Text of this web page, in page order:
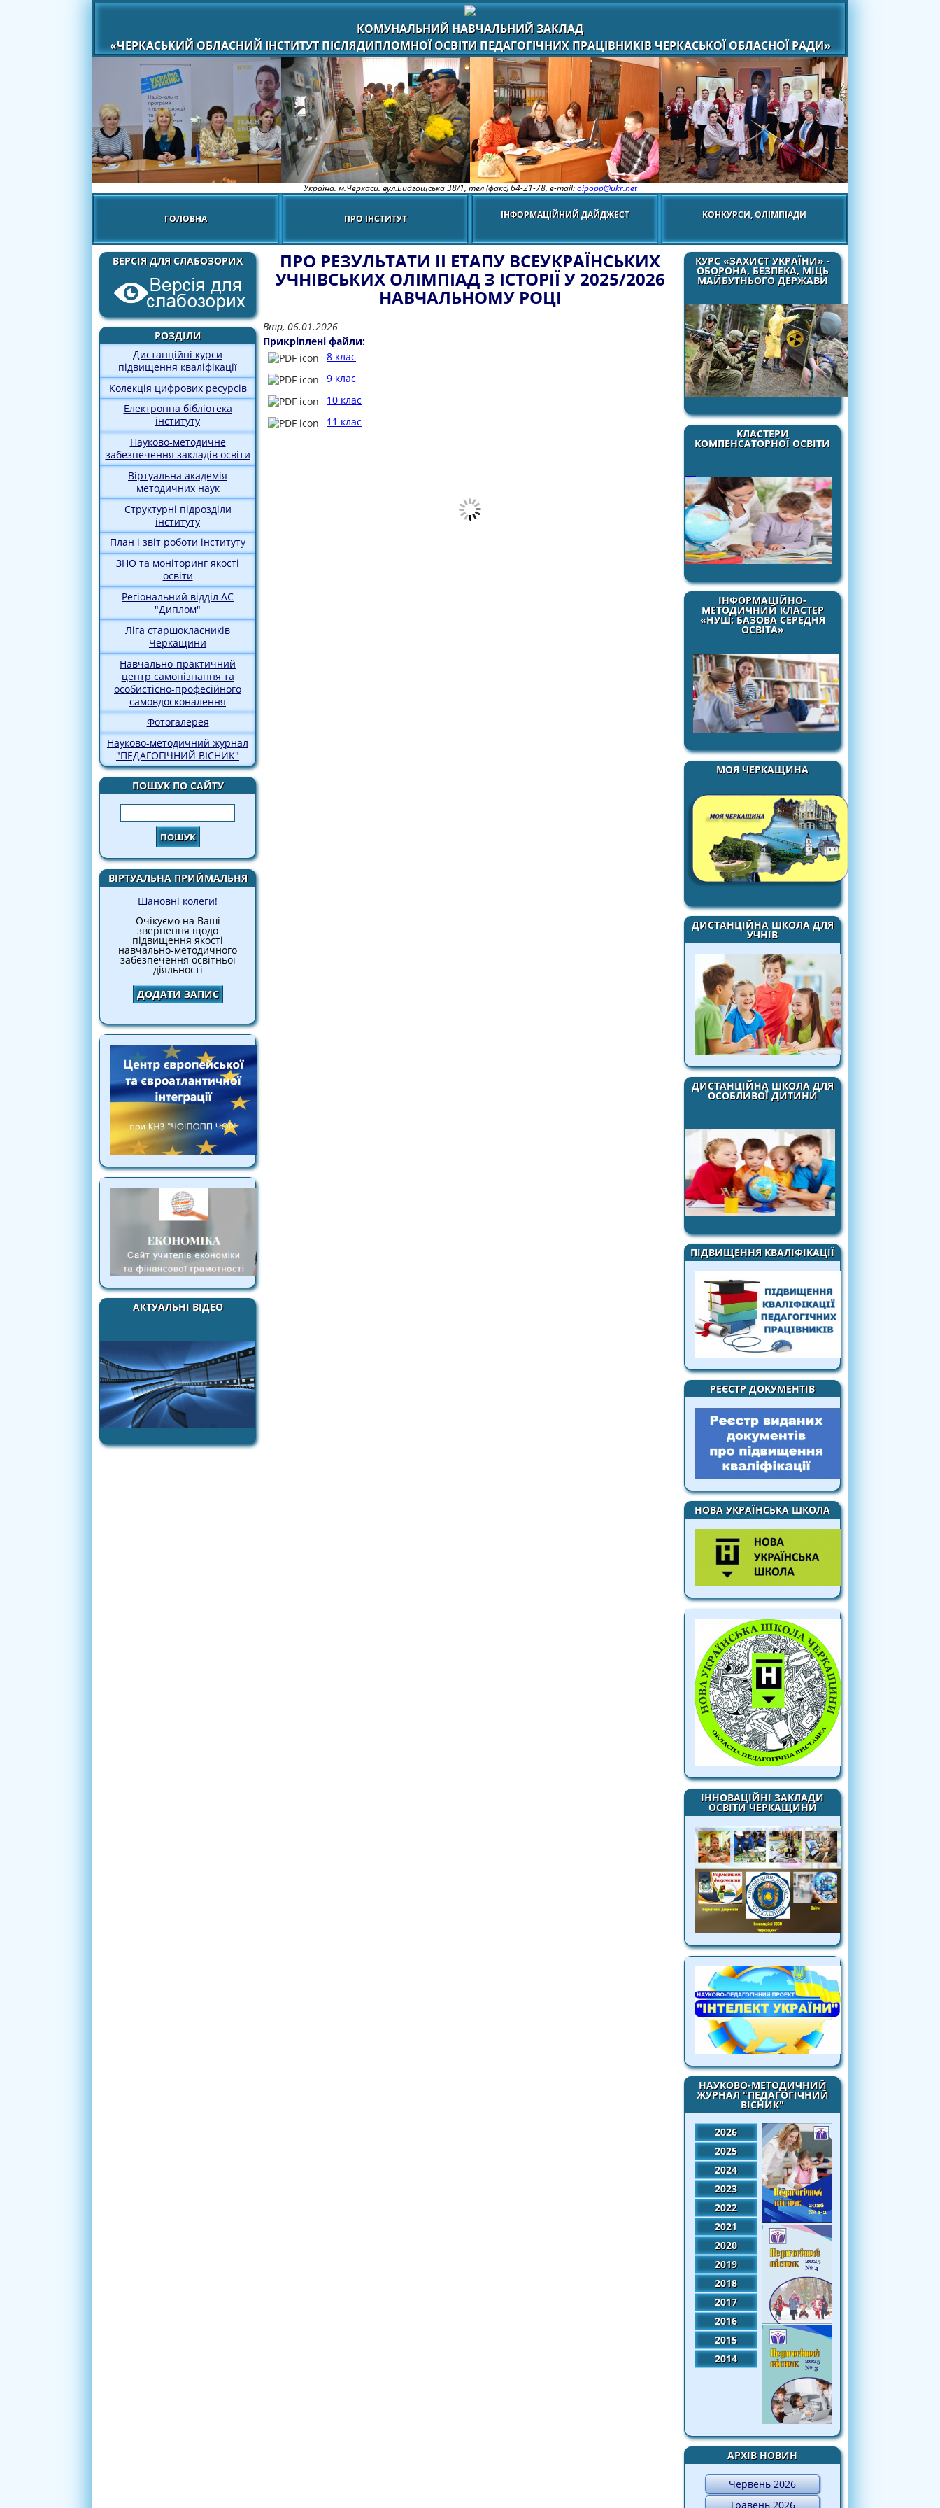
КОМУНАЛЬНИЙ НАВЧАЛЬНИЙ ЗАКЛАД
«ЧЕРКАСЬКИЙ ОБЛАСНИЙ ІНСТИТУТ ПІСЛЯДИПЛОМНОЇ ОСВІТИ ПЕДАГОГІЧНИХ ПРАЦІВНИКІВ ЧЕРКАСЬКОЇ ОБЛАСНОЇ РАДИ»
Україна. м.Черкаси. вул.Бидгощська 38/1, тел (факс) 64-21-78, e-mail:oipopp@ukr.net
ГОЛОВНА ПРО ІНСТИТУТ ІНФОРМАЦІЙНИЙ ДАЙДЖЕСТ КОНКУРСИ, ОЛІМПІАДИ
ВЕРСІЯ ДЛЯ СЛАБОЗОРИХ
РОЗДІЛИ
Дистанційні курси
підвищення кваліфікації
Колекція цифрових ресурсів
Електронна бібліотека
інституту
Науково-методичне
забезпечення закладів освіти
Віртуальна академія
методичних наук
Структурні підрозділи
інституту
План і звіт роботи інституту
ЗНО та моніторинг якості
освіти
Регіональний відділ АС
"Диплом"
Ліга старшокласників
Черкащини
Навчально-практичний
центр самопізнання та
особистісно-професійного
самовдосконалення
Фотогалерея
Науково-методичний журнал
"ПЕДАГОГІЧНИЙ ВІСНИК"
ПОШУК ПО САЙТУ
Пошук
ВІРТУАЛЬНА ПРИЙМАЛЬНЯ
Шановні колеги!
Очікуємо на Ваші
звернення щодо
підвищення якості
навчально-методичного
забезпечення освітньої
діяльності
ДОДАТИ ЗАПИС
АКТУАЛЬНІ ВІДЕО
КУРС «ЗАХИСТ УКРАЇНИ» -
ОБОРОНА, БЕЗПЕКА, МІЦЬ
МАЙБУТНЬОГО ДЕРЖАВИ
КЛАСТЕРИ
КОМПЕНСАТОРНОЇ ОСВІТИ
ІНФОРМАЦІЙНО-
МЕТОДИЧНИЙ КЛАСТЕР
«НУШ: БАЗОВА СЕРЕДНЯ
ОСВІТА»
МОЯ ЧЕРКАЩИНА
ДИСТАНЦІЙНА ШКОЛА ДЛЯ
УЧНІВ
ДИСТАНЦІЙНА ШКОЛА ДЛЯ
ОСОБЛИВОЇ ДИТИНИ
ПІДВИЩЕННЯ КВАЛІФІКАЦІЇ
РЕЄСТР ДОКУМЕНТІВ
НОВА УКРАЇНСЬКА ШКОЛА
ІННОВАЦІЙНІ ЗАКЛАДИ
ОСВІТИ ЧЕРКАЩИНИ
НАУКОВО-МЕТОДИЧНИЙ
ЖУРНАЛ "ПЕДАГОГІЧНИЙ
ВІСНИК"
2026
2025
2024
2023
2022
2021
2020
2019
2018
2017
2016
2015
2014
АРХІВ НОВИН
Червень 2026
Травень 2026
ПРО РЕЗУЛЬТАТИ II ЕТАПУ ВСЕУКРАЇНСЬКИХ
УЧНIВСЬКИХ ОЛIМПIАД З ІСТОРІЇ У 2025/2026
НАВЧАЛЬНОМУ РОЦI
Втр, 06.01.2026
Прикріплені файли:
8 клас
9 клас
10 клас
11 клас